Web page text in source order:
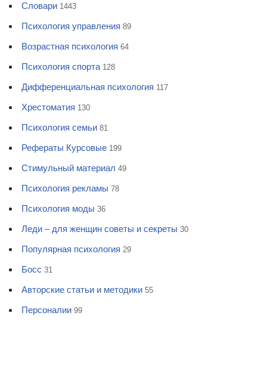
Словари 1443
Психология управления 89
Возрастная психология 64
Психология спорта 128
Дифференциальная психология 117
Хрестоматия 130
Психология семьи 81
Рефераты Курсовые 199
Стимульный материал 49
Психология рекламы 78
Психология моды 36
Леди – для женщин советы и секреты 30
Популярная психология 29
Босс 31
Авторские статьи и методики 55
Персоналии 99